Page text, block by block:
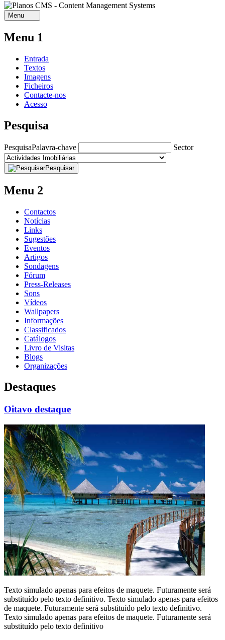
Menu
Menu 1
Entrada
Textos
Imagens
Ficheiros
Contacte-nos
Acesso
Pesquisa
PesquisaPalavra-chave Sector
Pesquisar
Menu 2
Contactos
Notícias
Links
Sugestões
Eventos
Artigos
Sondagens
Fórum
Press-Releases
Sons
Vídeos
Wallpapers
Informações
Classificados
Catálogos
Livro de Visitas
Blogs
Organizações
Destaques
Oitavo destaque
Texto simulado apenas para efeitos de maquete. Futuramente será
substituído pelo texto definitivo. Texto simulado apenas para efeitos
de maquete. Futuramente será substituído pelo texto definitivo.
Texto simulado apenas para efeitos de maquete. Futuramente será
substituído pelo texto definitivo